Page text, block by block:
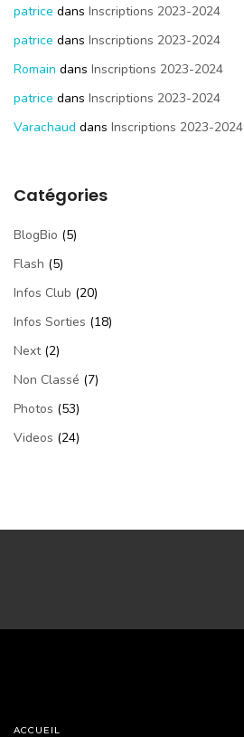
patrice dans Inscriptions 2023-2024
patrice dans Inscriptions 2023-2024
Romain dans Inscriptions 2023-2024
patrice dans Inscriptions 2023-2024
Varachaud dans Inscriptions 2023-2024
Catégories
BlogBio (5)
Flash (5)
Infos Club (20)
Infos Sorties (18)
Next(2)
Non Classé (7)
Photos (53)
Videos (24)
ACCUEIL